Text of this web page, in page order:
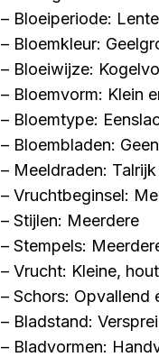
– Bloeiperiode:
– Bloemkleur:
– Bloeiwijze:
– Bloemvorm: Klein
– Bloemtype:
– Bloembladen:
– Meeldraden: Talrijk
– Vruchtbeginsel:
– Stijlen: Meerdere
– Stempels:
– Vrucht: Kleine,
– Schors: Opvallend
– Bladstand:
– Bladvormen: